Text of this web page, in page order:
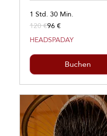
1 Std. 30 Min.
120
Euro
120 €96 €
HEADSPADAY
Buchen